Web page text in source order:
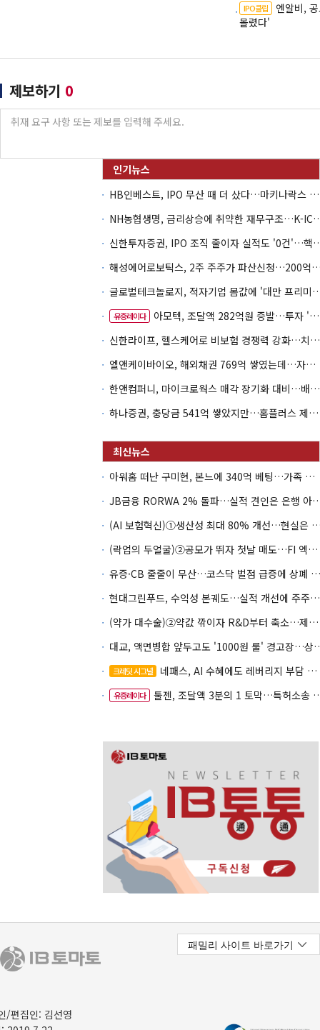
IPO클립
엔알비,
몰렸다'
제보하기 0
HB인베스트, IPO 무산 때 더 샀다…마키나락스 투자 2.7배 회수
NH농협생명, 금리상승에 취
신한투자증권, IPO 조직 줄
해성에어로보틱스, 2주 주주가 파산
글로벌테크놀로지, 적자기업 몸값
유증레이다
아모텍, 조달액 282억원 증발…투자 '속도 조절' 불가피
신한라이프, 헬스케어로 비보험 경쟁력 강화…치매·간병 공략
엘앤케이바이오, 해외채권 769억 쌓였는데…자회사 4곳 자본잠식
한앤컴퍼니, 마이크로웍스 매각 장기화 대비…배당 회수판 깔았다
하나증권, 충당금 541억 쌓았지만…홈플러스 제재는 추가 비용 불씨
아워홈 떠난 구미현, 본느에 340억 베팅…가족 지배체제 구축
JB금융 RORWA 2% 돌파…실
(AI 보험혁신)①생산성 최대 80%
(락업의 두얼굴)②공모가 뛰자 첫날 매도…FI 엑시트 전략 갈렸다
유증·CB 줄줄이 무산…코스닥 벌점 급증에 상폐 압박
현대그린푸드, 수익성 본궤도…실적 개선에 주주환원까지
(약가 대수술)②약값 깎이자 R&D부터 축소…제약업계 비상경영 돌입
대교, 액면병합 앞두고
크레딧 시그널 네패스, AI 수혜에도 레버리지 부담 여전
유증레이다 툴젠, 조달액 3분의 1 토막…특허소송 비용부터 챙긴다
/편집인: 김선영